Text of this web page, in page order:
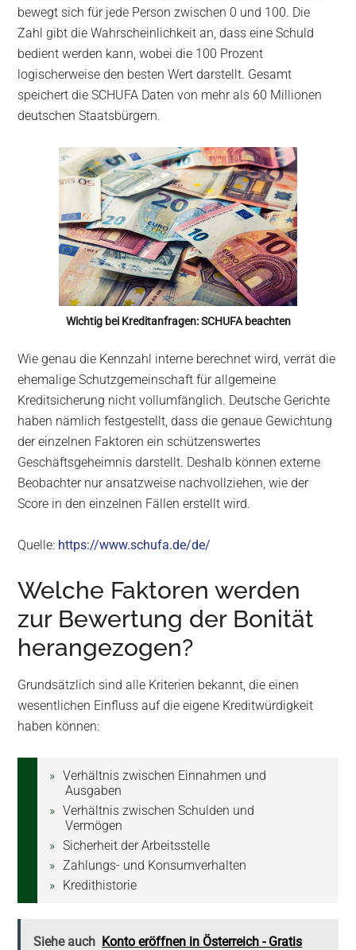
bewegt sich für jede Person zwischen 0 und 100. Die
Zahl gibt die Wahrscheinlichkeit an, dass eine Schuld
bedient werden kann, wobei die 100 Prozent
logischerweise den besten Wert darstellt. Gesamt
speichert die SCHUFA Daten von mehr als 60 Millionen
deutschen Staatsbürgern.
Wichtig bei Kreditanfragen: SCHUFA beachten
Wie genau die Kennzahl interne berechnet wird, verrät die
ehemalige Schutzgemeinschaft für allgemeine
Kreditsicherung nicht vollumfänglich. Deutsche Gerichte
haben nämlich festgestellt, dass die genaue Gewichtung
der einzelnen Faktoren ein schützenswertes
Geschäftsgeheimnis darstellt. Deshalb können externe
Beobachter nur ansatzweise nachvollziehen, wie der
Score in den einzelnen Fällen erstellt wird.
Quelle: https://www.schufa.de/de/
Welche Faktoren werden
zur Bewertung der Bonität
herangezogen?
Grundsätzlich sind alle Kriterien bekannt, die einen
wesentlichen Einfluss auf die eigene Kreditwürdigkeit
haben können:
Verhältnis zwischen Einnahmen und
Ausgaben
Verhältnis zwischen Schulden und
Vermögen
Sicherheit der Arbeitsstelle
Zahlungs- und Konsumverhalten
Kredithistorie
Siehe auch Konto eröffnen in Österreich - Gratis